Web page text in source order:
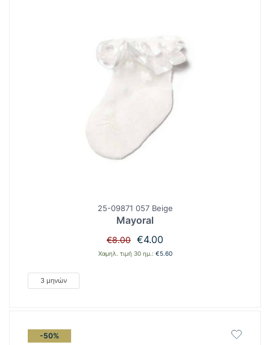
25-09871 057 Beige
Mayoral
€8.00 Original
price
€4.00
τρέχουσα
Χαμηλ. τιμή 30 ημ.: €5.60
3 μηνών
-50%